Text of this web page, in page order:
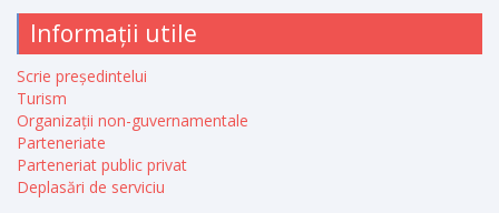
Informații utile
Scrie președintelui
Turism
Organizații non-guvernamentale
Parteneriate
Parteneriat public privat
Deplasări de serviciu